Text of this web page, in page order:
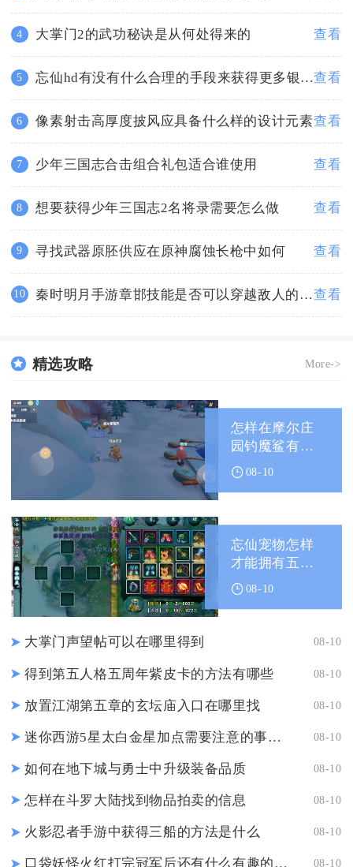
4 大掌门2的武功秘诀是从何处得来的 查看
5 忘仙hd有没有什么合理的手段来获得更多银块查看
6 像素射击高厚度披风应具备什么样的设计元素查看
7 少年三国志合击组合礼包适合谁使用 查看
8 想要获得少年三国志2名将录需要怎么做 查看
9 寻找武器原胚供应在原神腐蚀长枪中如何 查看
10 秦时明月手游章邯技能是否可以穿越敌人的防御查看
精选攻略 More->
怎样在摩尔庄
园钓魔鲨有最
佳效果
08-10
忘仙宠物怎样
才能拥有五变
资质08-10
大掌门声望帖可以在哪里得到 08-10
得到第五人格五周年紫皮卡的方法有哪些 08-10
放置江湖第五章的玄坛庙入口在哪里找 08-10
迷你西游5星太白金星加点需要注意的事项是什么 08-10
如何在地下城与勇士中升级装备品质 08-10
怎样在斗罗大陆找到物品拍卖的信息 08-10
火影忍者手游中获得三船的方法是什么 08-10
口袋妖怪火红打完冠军后还有什么有趣的玩法 08-10